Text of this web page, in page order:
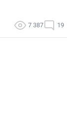
7 387 19